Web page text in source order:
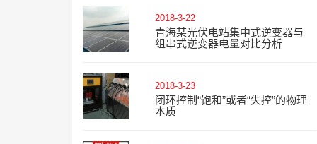
2018-3-22
青海某光伏电站集中式逆变器与
组串式逆变器电量对比分析
2018-3-23
闭环控制“饱和”或者“失控”的物理
本质